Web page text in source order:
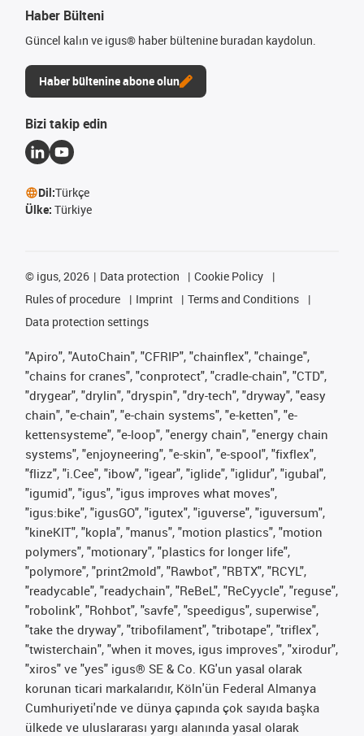
Haber Bülteni
Güncel kalın ve igus® haber bültenine buradan kaydolun.
Haber bültenine abone olun
Bizi takip edin
Dil:Türkçe
Ülke: Türkiye
© igus, 2026 Data protection
Cookie Policy
Rules of procedure
Imprint
Terms and Conditions
Data protection settings
"Apiro", "AutoChain", "CFRIP", "chainflex", "chainge",
"chains for cranes", "conprotect", "cradle-chain", "CTD",
"drygear", "drylin", "dryspin", "dry-tech", "dryway", "easy
chain", "e-chain", "e-chain systems", "e-ketten", "e-
kettensysteme", "e-loop", "energy chain", "energy chain
systems", "enjoyneering", "e-skin", "e-spool", "fixflex",
"flizz", "i.Cee", "ibow", "igear", "iglide", "iglidur", "igubal",
"igumid", "igus", "igus improves what moves",
"igus:bike", "igusGO", "igutex", "iguverse", "iguversum",
"kineKIT", "kopla", "manus", "motion plastics", "motion
polymers", "motionary", "plastics for longer life",
"polymore", "print2mold", "Rawbot", "RBTX", "RCYL",
"readycable", "readychain", "ReBeL", "ReCyycle", "reguse",
"robolink", "Rohbot", "savfe", "speedigus", superwise",
"take the dryway", "tribofilament", "tribotape", "triflex",
"twisterchain", "when it moves, igus improves", "xirodur",
"xiros" ve "yes" igus® SE & Co. KG'un yasal olarak
korunan ticari markalarıdır, Köln'ün Federal Almanya
Cumhuriyeti'nde ve dünya çapında çok sayıda başka
ülkede ve uluslararası yargı alanında yasal olarak